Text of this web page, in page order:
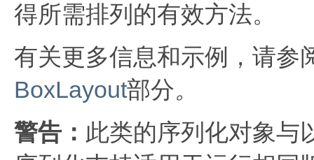
得所需排列的有效方法。
有关更多信息和示例，请参
BoxLayout部分。
警告： 此类的序列化对象与